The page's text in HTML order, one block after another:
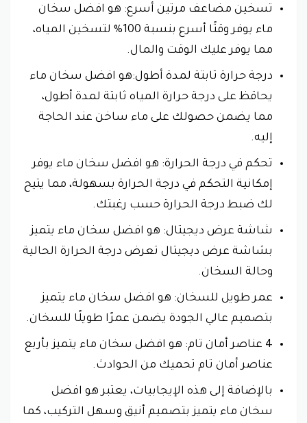
تسخين مضاعف مرتين أسرع: هو افضل سخان
ماء يوفر وقتًا أسرع بنسبة 100% لتسخين المياه،
مما يوفر عليك الوقت والمال.
درجة حرارة ثابتة لمدة أطول:هو افضل سخان ماء
يحاقظ على درجة حرارة المياه ثابتة لمدة أطول،
مما يضمن حصولك على ماء ساخن عند الحاجة
إليه.
تحكم في درجة الحرارة: هو افضل سخان ماء يوفر
إمكانية التحكم في درجة الحرارة بسهولة، مما يتيح
لك ضبط درجة الحرارة حسب رغبتك.
شاشة عرض ديجيتال: هو افضل سخان ماء يتميز
بشاشة عرض ديجيتال تعرض درجة الحرارة الحالية
وحالة السخان.
عمر طويل للسخان: هو افضل سخان ماء يتميز
بتصميم عالي الجودة يضمن عمرًا طويلًا للسخان.
4 عناصر أمان تام: هو افضل سخان ماء يتميز بأربع
عناصر أمان تام تحميك من الحوادث.
بالإضافة إلى هذه الإيجابيات، يعتبر هو افضل
سخان ماء يتميز بتصميم أنيق وسهل التركيب، كما